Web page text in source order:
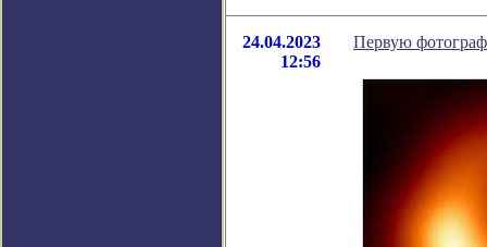
24.04.2023
12:56
Первую